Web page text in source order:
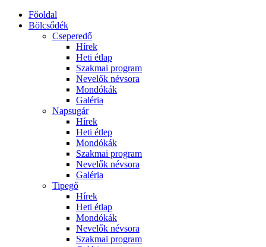
Főoldal
Bölcsődék
Cseperedő
Hírek
Heti étlap
Szakmai program
Nevelők névsora
Mondókák
Galéria
Napsugár
Hírek
Heti étlep
Mondókák
Szakmai program
Nevelők névsora
Galéria
Tipegő
Hírek
Heti étlap
Mondókák
Nevelők névsora
Szakmai program